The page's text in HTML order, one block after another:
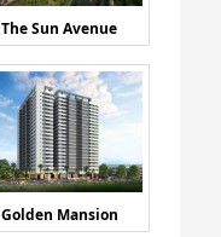
The Sun Avenue
Golden Mansion